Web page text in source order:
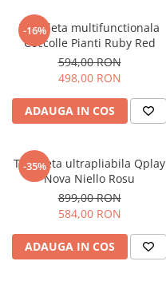
-16%
Tricicleta multifunctionala
Coccolle Pianti Ruby Red
594,00 RON
498,00 RON
ADAUGA IN COS
-35%
Tricicleta ultrapliabila Qplay
Nova Niello Rosu
899,00 RON
584,00 RON
ADAUGA IN COS